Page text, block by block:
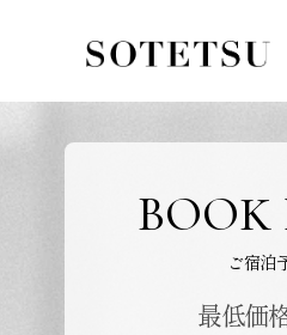
BOOK
ご宿泊
最低価